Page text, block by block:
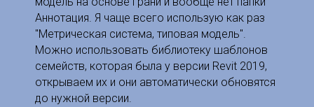
Аннотация. Я чаще всего использую как раз
"Метрическая система, типовая модель".
Можно использовать библиотеку шаблонов
семейств, которая была у версии Revit 2019,
открываем их и они автоматически обновятся
до нужной версии.